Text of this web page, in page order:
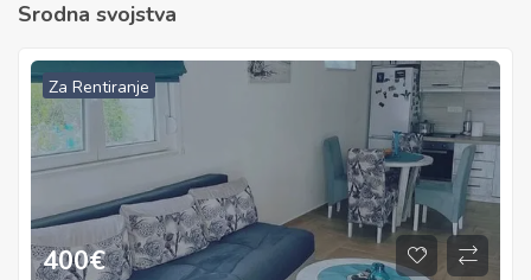
Srodna svojstva
Za Rentiranje
400€